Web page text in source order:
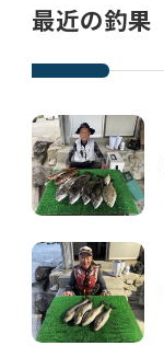
最近の釣果